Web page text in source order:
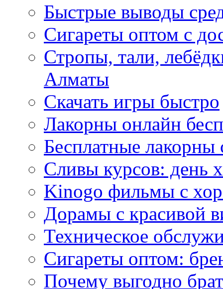
Быстрые выводы
Сигареты оптом с
Стропы, тали,
Алматы
Скачать игры быстро
Лакорны онлайн
Бесплатные лакорны
Сливы курсов: день
Kinogo фильмы с
Дорамы с красивой
Техническое
Сигареты оптом:
Почему выгодно